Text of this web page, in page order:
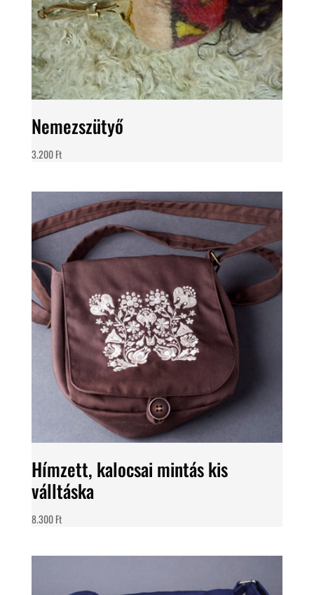
Nemezszütyő
3.200Ft
Hímzett, kalocsai mintás kis
válltáska
8.300Ft